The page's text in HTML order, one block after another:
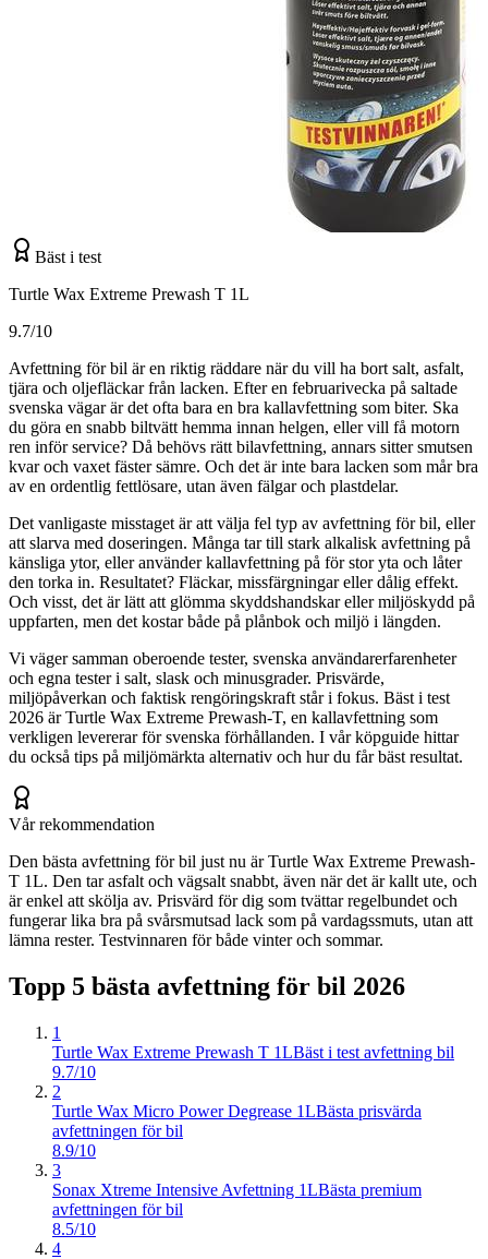
Bäst i test
Turtle Wax Extreme Prewash T 1L
9.7/10
Avfettning för bil är en riktig räddare när du vill ha bort salt, asfalt,
tjära och oljefläckar från lacken. Efter en februarivecka på saltade
svenska vägar är det ofta bara en bra kallavfettning som biter. Ska
du göra en snabb biltvätt hemma innan helgen, eller vill få motorn
ren inför service? Då behövs rätt bilavfettning, annars sitter smutsen
kvar och vaxet fäster sämre. Och det är inte bara lacken som mår bra
av en ordentlig fettlösare, utan även fälgar och plastdelar.
Det vanligaste misstaget är att välja fel typ av avfettning för bil, eller
att slarva med doseringen. Många tar till stark alkalisk avfettning på
känsliga ytor, eller använder kallavfettning på för stor yta och låter
den torka in. Resultatet? Fläckar, missfärgningar eller dålig effekt.
Och visst, det är lätt att glömma skyddshandskar eller miljöskydd på
uppfarten, men det kostar både på plånbok och miljö i längden.
Vi väger samman oberoende tester, svenska användarerfarenheter
och egna tester i salt, slask och minusgrader. Prisvärde,
miljöpåverkan och faktisk rengöringskraft står i fokus. Bäst i test
2026 är Turtle Wax Extreme Prewash-T, en kallavfettning som
verkligen levererar för svenska förhållanden. I vår köpguide hittar
du också tips på miljömärkta alternativ och hur du får bäst resultat.
Vår rekommendation
Den bästa avfettning för bil just nu är Turtle Wax Extreme Prewash-
T 1L. Den tar asfalt och vägsalt snabbt, även när det är kallt ute, och
är enkel att skölja av. Prisvärd för dig som tvättar regelbundet och
fungerar lika bra på svårsmutsad lack som på vardagssmuts, utan att
lämna rester. Testvinnaren för både vinter och sommar.
Topp 5 bästa avfettning för bil 2026
1
Turtle Wax Extreme Prewash T 1LBäst i test avfettning bil
9.7/10
2
Turtle Wax Micro Power Degrease 1LBästa prisvärda
avfettningen för bil
8.9/10
3
Sonax Xtreme Intensive Avfettning 1LBästa premium
avfettningen för bil
8.5/10
4